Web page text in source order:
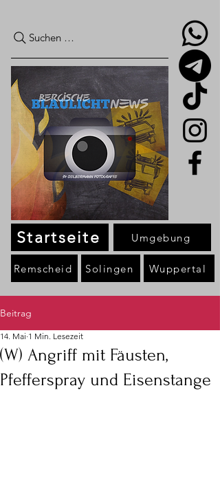
Suchen …
Startseite
Remscheid Solingen Wuppertal
Umgebung
Beitrag
(W) Angriff mit Fäusten,
Pfefferspray und Eisenstange
14. Mai 1 Min. Lesezeit